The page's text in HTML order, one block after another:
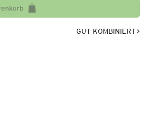
GUT KOMBINIERT